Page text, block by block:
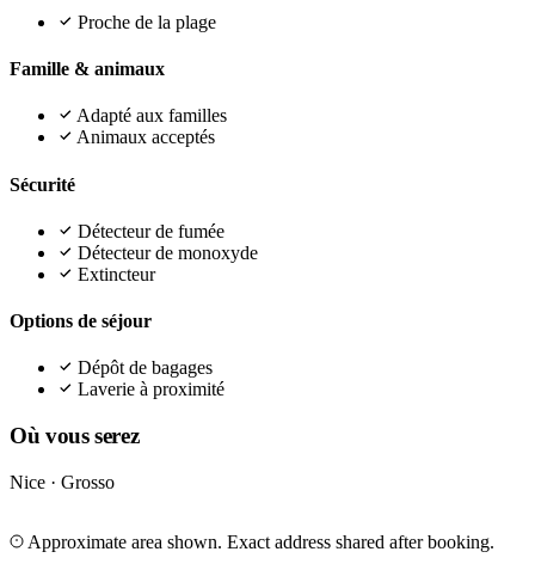
Proche de la plage
Famille & animaux
Adapté aux familles
Animaux acceptés
Sécurité
Détecteur de fumée
Détecteur de monoxyde
Extincteur
Options de séjour
Dépôt de bagages
Laverie à proximité
Où vous serez
Nice · Grosso
+
Approximate area shown. Exact address shared after booking.